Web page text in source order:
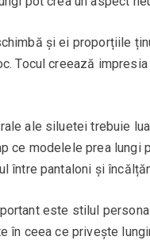
și ei proporțiile
Tocul creează
ale siluetei trebuie
ce modelele prea lungi
între pantaloni și
este stilul
în ceea ce privește